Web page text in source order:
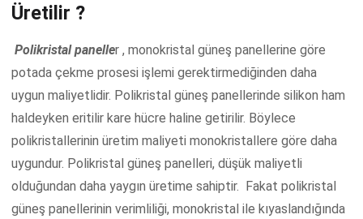
Üretilir ?
Polikristal paneller , monokristal güneş panellerine göre
potada çekme prosesi işlemi gerektirmediğinden daha
uygun maliyetlidir. Polikristal güneş panellerinde silikon ham
haldeyken eritilir kare hücre haline getirilir. Böylece
polikristallerinin üretim maliyeti monokristallere göre daha
uygundur. Polikristal güneş panelleri, düşük maliyetli
olduğundan daha yaygın üretime sahiptir. Fakat polikristal
güneş panellerinin verimliliği, monokristal ile kıyaslandığında